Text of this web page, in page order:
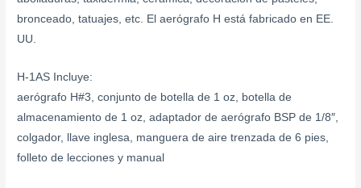
bronceado, tatuajes, etc. El aerógrafo H está fabricado en EE.
UU.
H-1AS Incluye:
aerógrafo H#3, conjunto de botella de 1 oz, botella de
almacenamiento de 1 oz, adaptador de aerógrafo BSP de 1/8″,
colgador, llave inglesa, manguera de aire trenzada de 6 pies,
folleto de lecciones y manual